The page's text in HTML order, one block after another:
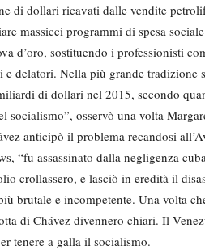
di dollari ricavati dalle vendite
massicci programmi di spesa
d’oro, sostituendo i professionisti
e delatori. Nella più grande tradizione
di dollari nel 2015, secondo
socialismo”, osservò una volta
anticipò il problema recandosi
“fu assassinato dalla negligenza
crollassero, e lasciò in eredità il
brutale e incompetente. Una volta
di Chávez divennero chiari. Il
tenere a galla il socialismo.